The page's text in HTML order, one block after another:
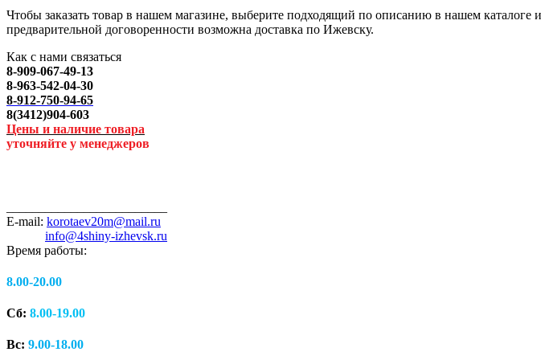
Чтобы заказать товар в нашем магазине, выберите подходящий по описанию в нашем
предварительной договоренности возможна доставка по Ижевску.
Как с нами связаться
8-909-067-49-13
8-963-542-04-30
8-912-750-94-65
8(3412)904-603
Цены и наличие товара
уточняйте у менеджеров
E-mail: korotaev20m@mail.ru
info@4shiny-izhevsk.ru
Время работы:
8.00-20.00
Сб: 8.00-19.00
Вс: 9.00-18.00